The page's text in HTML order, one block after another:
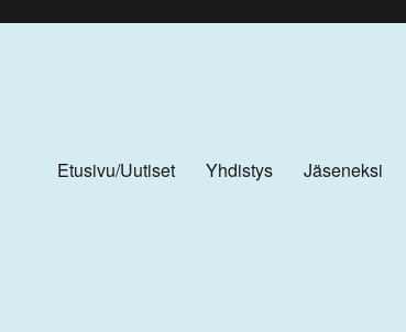
Etusivu/Uutiset Yhdistys Jäseneksi